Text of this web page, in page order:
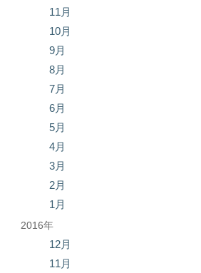
11月
10月
9月
8月
7月
6月
5月
4月
3月
2月
1月
2016年
12月
11月